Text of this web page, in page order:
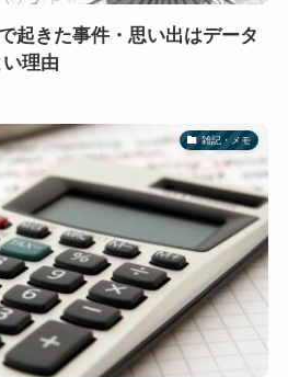
起きた事件・思い出はデータ
理由
雑記・メモ